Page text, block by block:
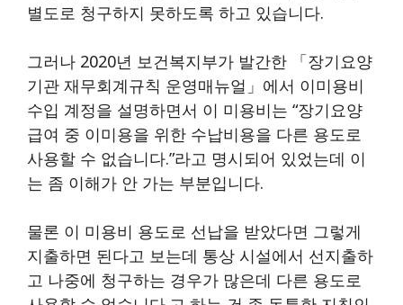
별도로 청구하지 못하도록 하고 있습니다.
그러나 2020년 보건복지부가 발간한 「장기요양
기관 재무회계규칙 운영매뉴얼」에서 이미용비
수입 계정을 설명하면서 이 미용비는 “장기요양
급여 중 이미용을 위한 수납비용을 다른 용도로
사용할 수 없습니다.”라고 명시되어 있었는데 이
는 좀 이해가 안 가는 부분입니다.
물론 이 미용비 용도로 선납을 받았다면 그렇게
지출하면 된다고 보는데 통상 시설에서 선지출하
고 나중에 청구하는 경우가 많은데 다른 용도로